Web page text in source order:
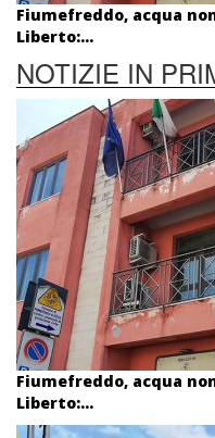
Fiumefreddo, acqua
Liberto:...
NOTIZIE IN
Fiumefreddo, acqua
Liberto:...